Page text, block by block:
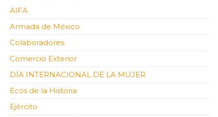
AIFA
Armada de México
Colaboradores
Comercio Exterior
DÍA INTERNACIONAL DE LA MUJER
Ecos de la Historia
Ejército